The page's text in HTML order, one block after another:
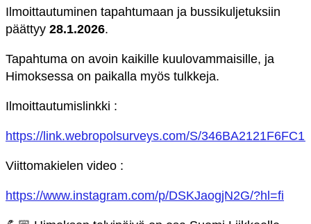
Ilmoittautuminen tapahtumaan ja bussikuljetuksiin
päättyy 28.1.2026.
Tapahtuma on avoin kaikille kuulovammaisille, ja
Himoksessa on paikalla myös tulkkeja.
Ilmoittautumislinkki :
https://link.webropolsurveys.com/S/
Viittomakielen video :
https://www.instagram.com/p/DSKJaogjN2G/?hl=fi